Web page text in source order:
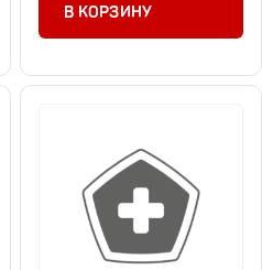
В КОРЗИНУ